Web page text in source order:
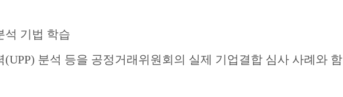
석 기법 학습
(UPP) 분석 등을 공정거래위원회의 실제 기업결합 심사 사례와 함